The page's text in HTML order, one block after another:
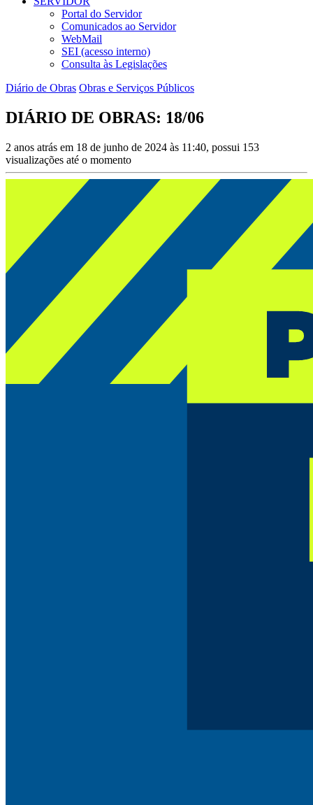
Portal do Servidor
Comunicados ao Servidor
WebMail
SEI (acesso interno)
Consulta às Legislações
Diário de Obras Obras e Serviços Públicos
DIÁRIO DE OBRAS: 18/06
2 anos atrás em 18 de junho de 2024 às 11:40, possui 153
visualizações até o momento